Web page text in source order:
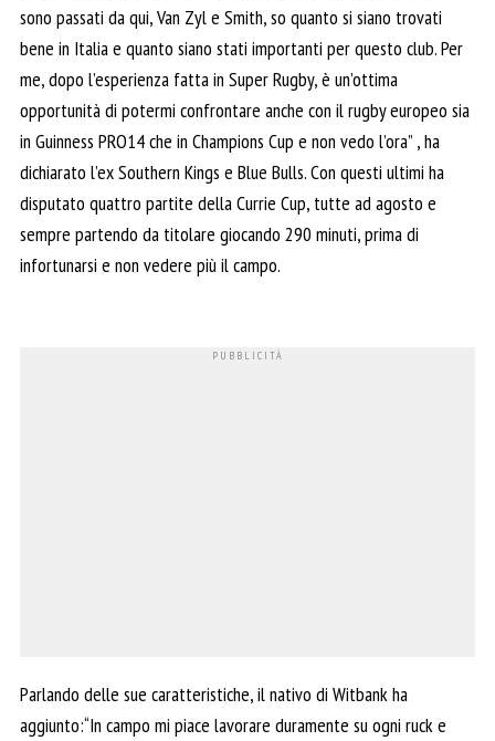
sono passati da qui, Van Zyl e Smith, so quanto si siano trovati
bene in Italia e quanto siano stati importanti per questo club. Per
me, dopo l’esperienza fatta in Super Rugby, è un’ottima
opportunità di potermi confrontare anche con il rugby europeo sia
in Guinness PRO14 che in Champions Cup e non vedo l’ora” , ha
dichiarato l’ex Southern Kings e Blue Bulls. Con questi ultimi ha
disputato quattro partite della Currie Cup, tutte ad agosto e
sempre partendo da titolare giocando 290 minuti, prima di
infortunarsi e non vedere più il campo.
Parlando delle sue caratteristiche, il nativo di Witbankha
aggiunto:“In campo mi piace lavorare duramente su ogni ruck e